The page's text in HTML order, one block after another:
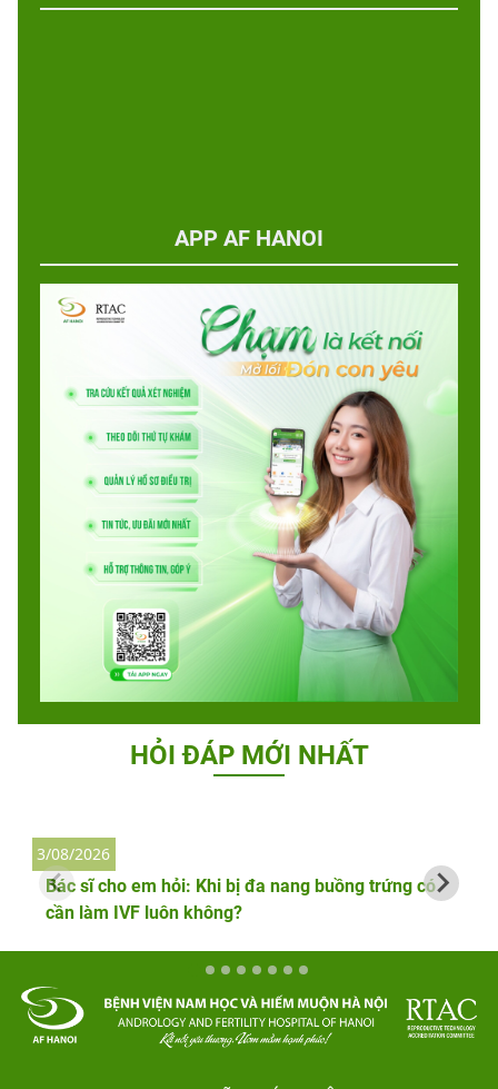
APP AF HANOI
HỎI ĐÁP MỚI NHẤT
Bác sĩ cho em hỏi: Khi bị đa nang buồng trứng có
cần làm IVF luôn không?
3/08/2026